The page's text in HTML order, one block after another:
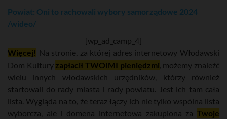
Powiat: Oni to rachowali wybory samorządowe 2024
/wideo/
[wp_ad_camp_4]
Więcej! Na stronie, za której adres internetowy Włodawski
Dom Kultury zapłacił TWOIMI pieniędzmi , możemy znaleźć
wielu innych włodawskich urzędników, którzy również
startowali do rady miasta i rady powiatu. Jest ich tam cała
lista. Wygląda na to, że teraz łączy ich nie tylko wspólna lista
wyborcza, ale i domena internetowa zakupiona za Twoje